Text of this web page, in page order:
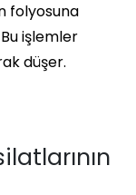
folyosuna
işlemler
düşer.